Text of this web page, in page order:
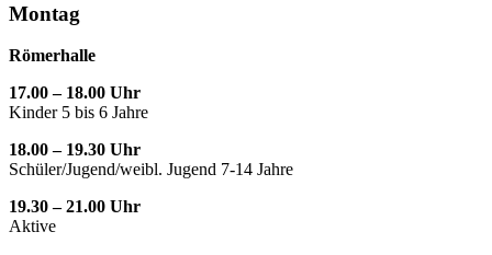
Montag
Römerhalle
17.00 – 18.00 Uhr
Kinder 5 bis 6 Jahre
18.00 – 19.30 Uhr
Schüler/Jugend/weibl. Jugend 7-14 Jahre
19.30 – 21.00 Uhr
Aktive